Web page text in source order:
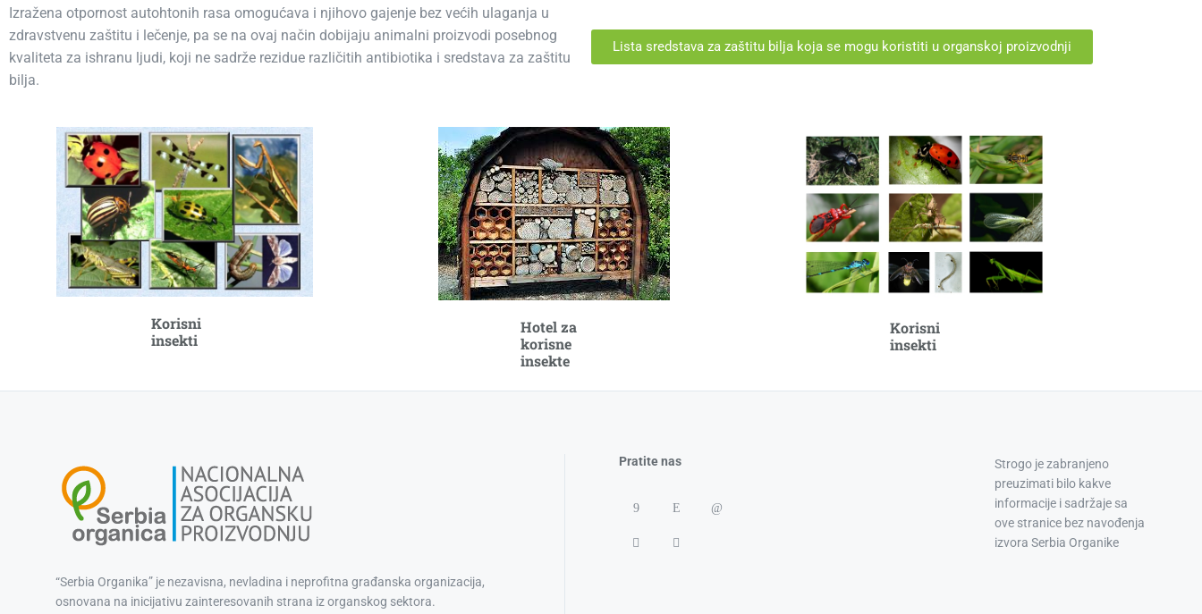
Izražena otpornost autohtonih rasa omogućava i njihovo gajenje bez većih ulaganja u
zdravstvenu zaštitu i lečenje, pa se na ovaj način dobijaju animalni proizvodi posebnog
kvaliteta za ishranu ljudi, koji ne sadrže rezidue različitih antibiotika i sredstava za zaštitu
bilja.
Lista sredstava za zaštitu bilja koja se mogu koristiti u organskoj proizvodnji
Korisni
insekti
Hotel za
korisne
insekte
Korisni
insekti
“Serbia Organika” je nezavisna, nevladina i neprofitna građanska organizacija,
osnovana na inicijativu zainteresovanih strana iz organskog sektora.
Pratite nas
Strogo je zabranjeno
preuzimati bilo kakve
informacije i sadržaje sa
ove stranice bez navođenja
izvora Serbia Organike